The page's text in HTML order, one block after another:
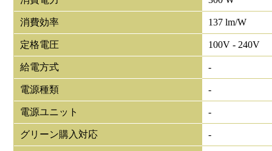
消費効率 137 lm/W
定格電圧 100V - 240V
給電方式 -
電源種類 -
電源ユニット -
グリーン購入対応 -